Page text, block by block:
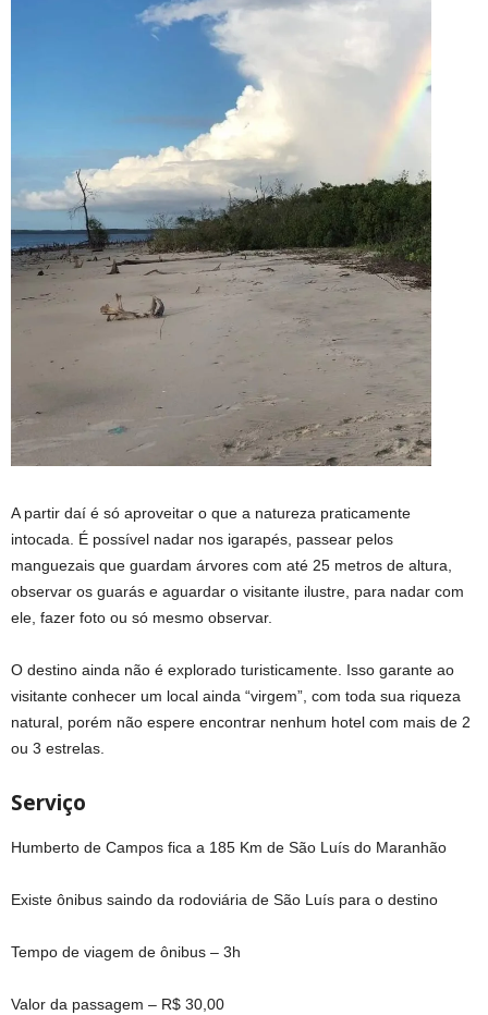
A partir daí é só aproveitar o que a natureza praticamente
intocada. É possível nadar nos igarapés, passear pelos
manguezais que guardam árvores com até 25 metros de altura,
observar os guarás e aguardar o visitante ilustre, para nadar com
ele, fazer foto ou só mesmo observar.
O destino ainda não é explorado turisticamente. Isso garante ao
visitante conhecer um local ainda “virgem”, com toda sua riqueza
natural, porém não espere encontrar nenhum hotel com mais de 2
ou 3 estrelas.
Serviço
Humberto de Campos fica a 185 Km de São Luís do Maranhão
Existe ônibus saindo da rodoviária de São Luís para o destino
Tempo de viagem de ônibus – 3h
Valor da passagem – R$ 30,00